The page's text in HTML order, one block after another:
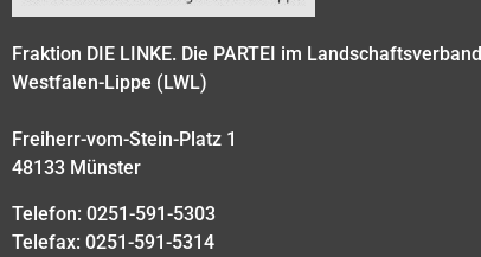
Fraktion DIE LINKE. Die PARTEI im Landschaftsverband
Westfalen-Lippe (LWL)
Freiherr-vom-Stein-Platz 1
48133 Münster
Telefon: 0251-591-5303
Telefax: 0251-591-5314